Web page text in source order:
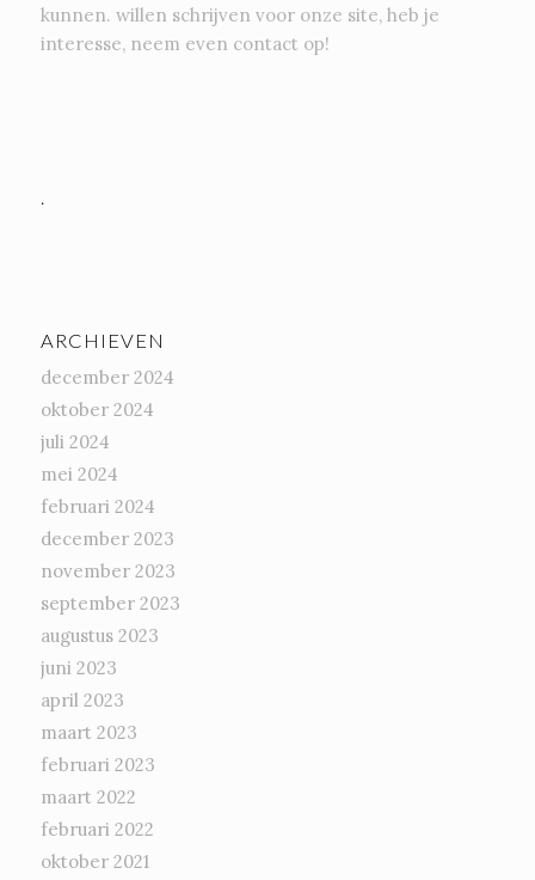
kunnen. willen schrijven voor onze site, heb je
interesse, neem even contact op!
.
ARCHIEVEN
december 2024
oktober 2024
juli 2024
mei 2024
februari 2024
december 2023
november 2023
september 2023
augustus 2023
juni 2023
april 2023
maart 2023
februari 2023
maart 2022
februari 2022
oktober 2021